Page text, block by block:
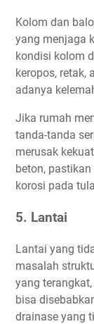
Kolom dan
yang menjaga
kondisi kolom
keropos, retak,
adanya
Jika rumah
tanda-tanda
merusak
beton,
korosi pada
5. Lantai
Lantai yang
masalah
yang
bisa
drainase yang